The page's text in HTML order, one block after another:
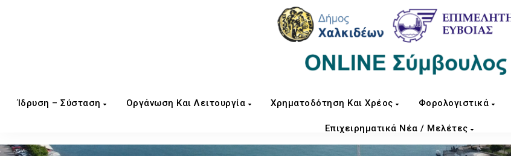
Ίδρυση – Σύσταση Οργάνωση Και Λειτουργία Χρηματοδότηση Και Χρέος Φορολογιστικά
Επιχειρηματικά Νέα / Μελέτες